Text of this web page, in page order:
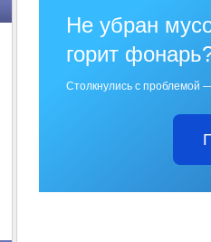
Не убран
горит
Столкнулись с проблемой